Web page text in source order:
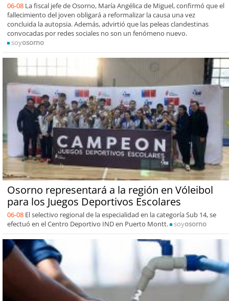
06-08 La fiscal jefe de Osorno, María Angélica de Miguel, confirmó que el
fallecimiento del joven obligará a reformalizar la causa una vez
concluida la autopsia. Además, advirtió que las peleas clandestinas
convocadas por redes sociales no son un fenómeno nuevo.
soyosorno
Osorno representará a la región en Vóleibol
para los Juegos Deportivos Escolares
06-08 El selectivo regional de la especialidad en la categoría Sub 14, se
efectuó en el Centro Deportivo IND en Puerto Montt.
soyosorno